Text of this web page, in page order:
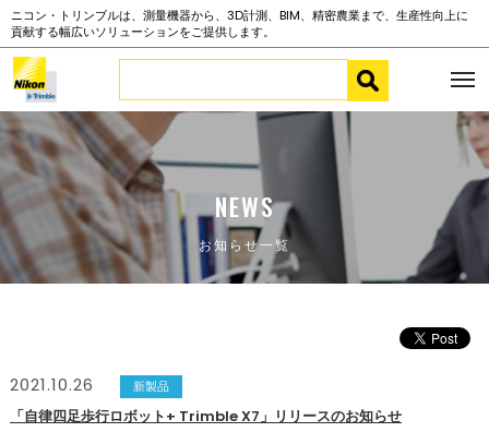
ニコン・トリンブルは、測量機器から、3D計測、BIM、精密農業まで、生産性向上に
貢献する幅広いソリューションをご提供します。
NEWS
お知らせ一覧
2021.10.26 新製品
「自律四足歩行ロボット+ Trimble X7」リリースのお知らせ